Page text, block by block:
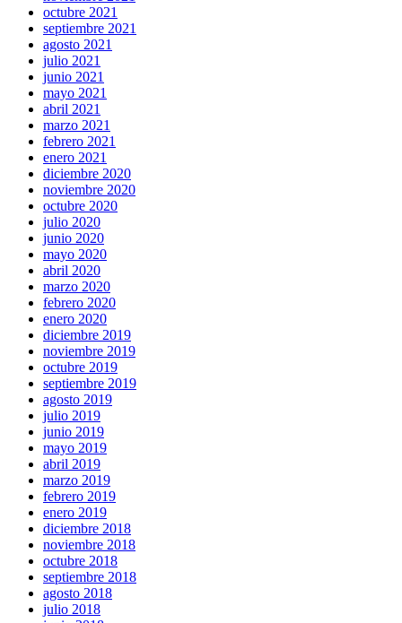
octubre 2021
septiembre 2021
agosto 2021
julio 2021
junio 2021
mayo 2021
abril 2021
marzo 2021
febrero 2021
enero 2021
diciembre 2020
noviembre 2020
octubre 2020
julio 2020
junio 2020
mayo 2020
abril 2020
marzo 2020
febrero 2020
enero 2020
diciembre 2019
noviembre 2019
octubre 2019
septiembre 2019
agosto 2019
julio 2019
junio 2019
mayo 2019
abril 2019
marzo 2019
febrero 2019
enero 2019
diciembre 2018
noviembre 2018
octubre 2018
septiembre 2018
agosto 2018
julio 2018